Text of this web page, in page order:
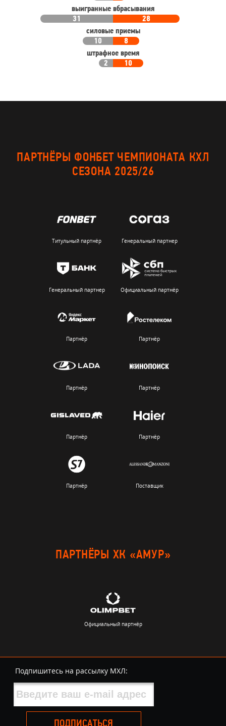
выигранные вбрасывания
31
28
силовые приемы
10
8
штрафное время
2
10
ПАРТНЁРЫ ФОНБЕТ ЧЕМПИОНАТА КХЛ
СЕЗОНА 2025/26
Титульный партнёр Генеральный партнер
Генеральный партнер Официальный партнёр
Партнёр Партнёр
Партнёр Партнёр
Партнёр Партнёр
Партнёр Поставщик
ПАРТНЁРЫ ХК «АМУР»
Официальный партнёр
Подпишитесь на рассылку МХЛ:
ПОДПИСАТЬСЯ